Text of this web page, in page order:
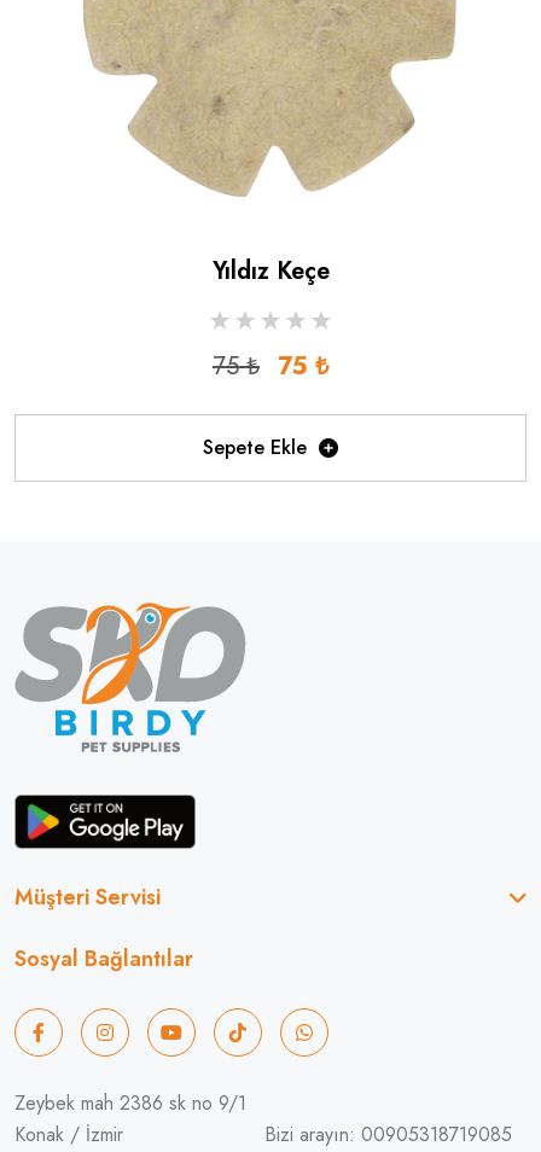
Yıldız Keçe
75 ₺ 75 ₺
Sepete Ekle
Müşteri Servisi
Sosyal Bağlantılar
Zeybek mah 2386 sk no 9/1
Konak / İzmir
Bizi arayın: 00905318719085